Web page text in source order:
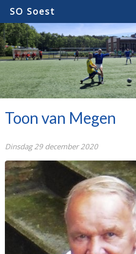
SO Soest
Toon van Megen
Dinsdag 29 december 2020